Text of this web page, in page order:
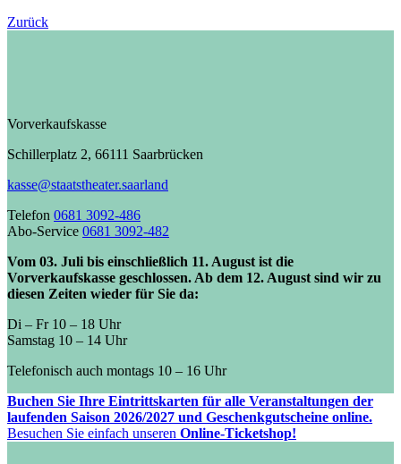
Zurück
Vorverkaufskasse
Schillerplatz 2, 66111 Saarbrücken
kasse@staatstheater.saarland
Telefon 0681 3092-486
Abo-Service 0681 3092-482
Vom 03. Juli bis einschließlich 11. August ist die
Vorverkaufskasse geschlossen. Ab dem 12. August sind wir zu
diesen Zeiten wieder für Sie da:
Di – Fr 10 – 18 Uhr
Samstag 10 – 14 Uhr
Telefonisch auch montags 10 – 16 Uhr
Buchen Sie Ihre Eintrittskarten für alle Veranstaltungen der
laufenden Saison 2026/2027 und Geschenkgutscheine online.
Besuchen Sie einfach unseren Online-Ticketshop!